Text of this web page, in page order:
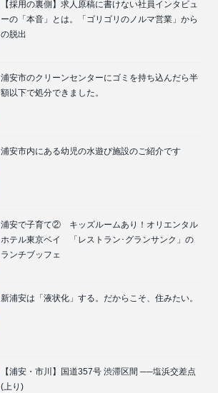
【採用の裏側】求人原稿に書けない社員インタビュ
ーの「本音」とは。「ゴリゴリのノルマ営業」から
の脱出
浦安市のクリーンセンターにゴミを持ち込んだら半
額以下で処分できました。
浦安市内にある幼児の水遊び施設のご紹介です
浦安で子育て② キッズルームあり！オリエンタル
ホテル東京ベイ 「レストラン･グランサンク」の
ランチブッフェ
新浦安は「液状化」する。だからこそ、住みたい。
【浦安・市川】国道357号 渋滞区間 ──塩浜交差点
(上り)